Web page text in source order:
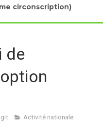
circonscription)
de
Activité nationale